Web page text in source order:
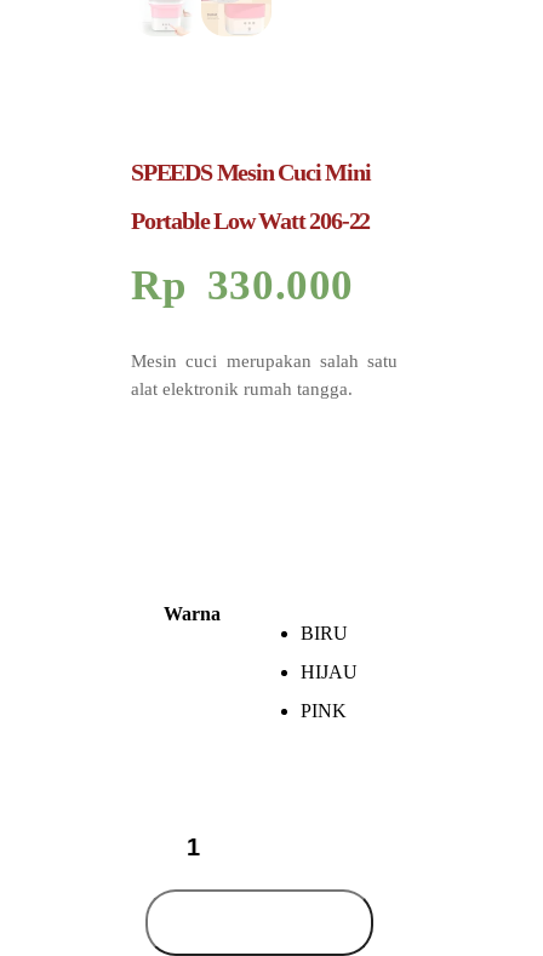
SPEEDS Mesin Cuci Mini
Portable Low Watt 206-22
Rp 330.000
Mesin cuci merupakan salah satu
alat elektronik rumah tangga.
Warna
BIRU
HIJAU
PINK
Mini
Portable
Low